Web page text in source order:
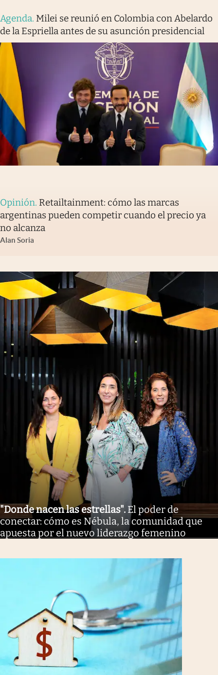
Agenda. Milei se reunió en Colombia con Abelardo
de la Espriella antes de su asunción presidencial
Opinión. Retailtainment: cómo las marcas
argentinas pueden competir cuando el precio ya
no alcanza
Alan Soria
"Donde nacen las estrellas". El poder de
conectar: cómo es Nébula, la comunidad que
apuesta por el nuevo liderazgo femenino